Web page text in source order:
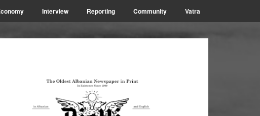
Interview Reporting Community Vatra